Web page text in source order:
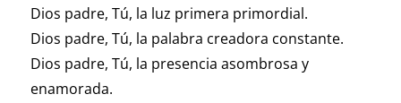
Dios padre, Tú, la luz primera primordial.
Dios padre, Tú, la palabra creadora constante.
Dios padre, Tú, la presencia asombrosa y
enamorada.